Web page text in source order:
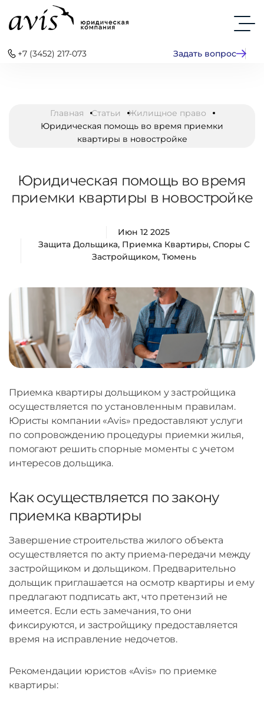
+7 (3452) 217-073 Задать вопрос
Главная Статьи
Жилищное право
Юридическая помощь во время приемки
квартиры в новостройке
Юридическая помощь во время
приемки квартиры в новостройке
Июн 12 2025
Защита Дольщика, Приемка Квартиры, Споры С
Застройщиком, Тюмень
Приемка квартиры дольщиком у застройщика
осуществляется по установленным правилам.
Юристы компании «Avis» предоставляют услуги
по сопровождению процедуры приемки жилья,
помогают решить спорные моменты с учетом
интересов дольщика.
Как осуществляется по закону
приемка квартиры
Завершение строительства жилого объекта
осуществляется по акту приема-передачи между
застройщиком и дольщиком. Предварительно
дольщик приглашается на осмотр квартиры и ему
предлагают подписать акт, что претензий не
имеется. Если есть замечания, то они
фиксируются, и застройщику предоставляется
время на исправление недочетов.
Рекомендации юристов «Avis» по приемке
квартиры: